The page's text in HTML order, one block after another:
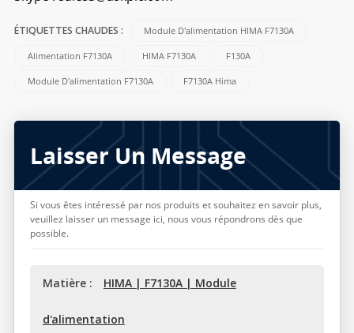
ÉTIQUETTES CHAUDES : Module D'alimentation HIMA F7130A
Alimentation F7130A HIMA F7130A F130A
Module D'alimentation F7130A F7130A Hima
Laisser Un Message
Si vous êtes intéressé par nos produits et souhaitez en savoir plus,
veuillez laisser un message ici, nous vous répondrons dès que
possible.
Matière : HIMA | F7130A | Module
d'alimentation